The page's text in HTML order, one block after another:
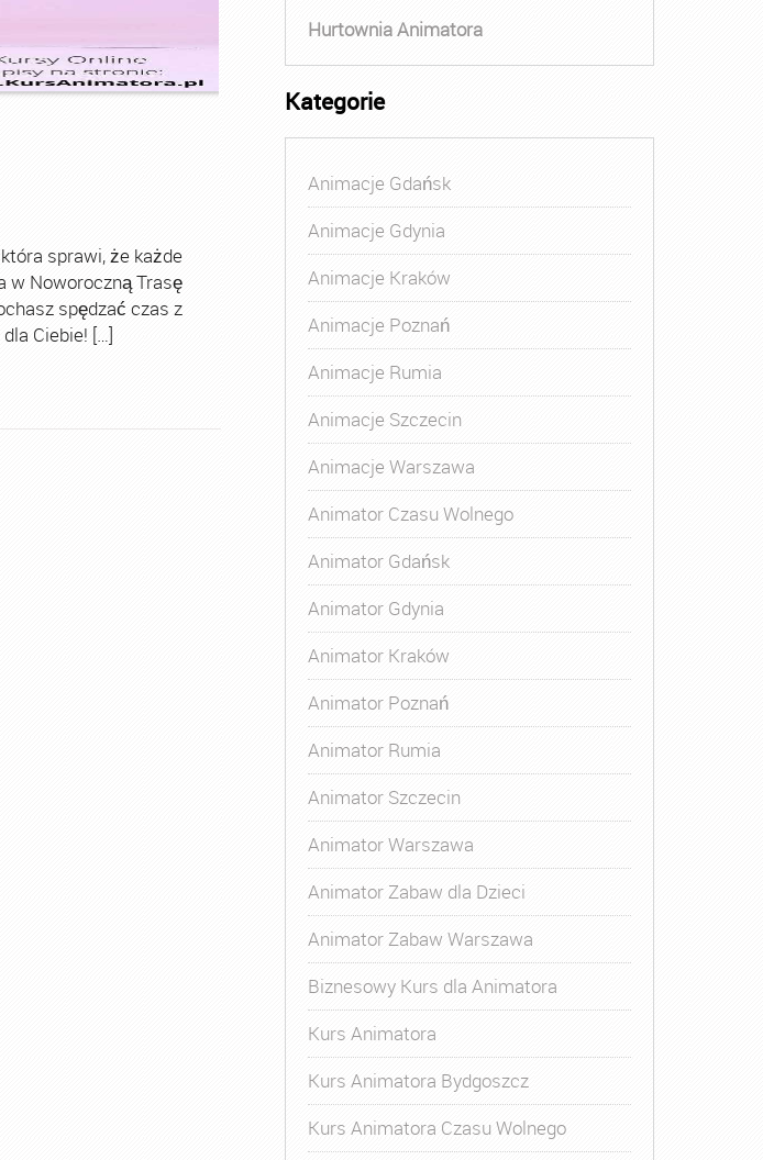
sprawi, że każde
w Noworoczną Trasę
spędzać czas z
Ciebie! […]
Hurtownia Animatora
Kategorie
Animacje Gdańsk
Animacje Gdynia
Animacje Kraków
Animacje Poznań
Animacje Rumia
Animacje Szczecin
Animacje Warszawa
Animator Czasu Wolnego
Animator Gdańsk
Animator Gdynia
Animator Kraków
Animator Poznań
Animator Rumia
Animator Szczecin
Animator Warszawa
Animator Zabaw dla Dzieci
Animator Zabaw Warszawa
Biznesowy Kurs dla Animatora
Kurs Animatora
Kurs Animatora Bydgoszcz
Kurs Animatora Czasu Wolnego